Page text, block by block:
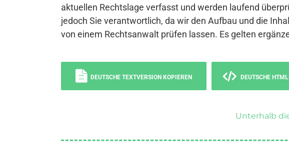
aktuellen Rechtslage verfasst und werden laufend
jedoch Sie verantwortlich, da wir den Aufbau und die
von einem Rechtsanwalt prüfen lassen. Es gelten
DEUTSCHE TEXTVERSION KOPIEREN DEUTSCHE
Unterhalb